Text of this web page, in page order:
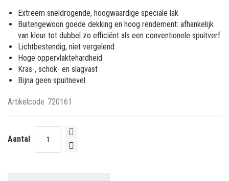
van
de
afbeeldingen-
gallerij
Extreem sneldrogende, hoogwaardige speciale lak
Buitengewoon goede dekking en hoog rendement: afhankelijk
van kleur tot dubbel zo efficiënt als een conventionele spuitverf
Lichtbestendig, niet vergelend
Hoge oppervlaktehardheid
Kras-, schok- en slagvast
Bijna geen spuitnevel
Artikelcode 720161
Aantal